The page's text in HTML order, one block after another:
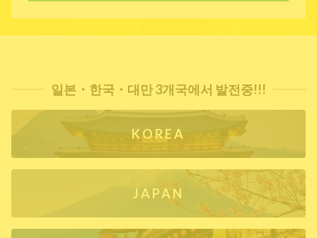
일본・한국・대만 3개국에서 발전중!!!
KOREA
JAPAN